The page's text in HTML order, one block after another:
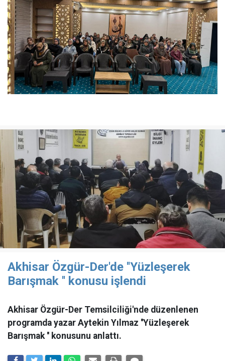
Akhisar Özgür-Der'de ''Yüzleşerek
Barışmak '' konusu işlendi
Akhisar Özgür-Der Temsilciliği'nde düzenlenen
programda yazar Aytekin Yılmaz ''Yüzleşerek
Barışmak '' konusunu anlattı.